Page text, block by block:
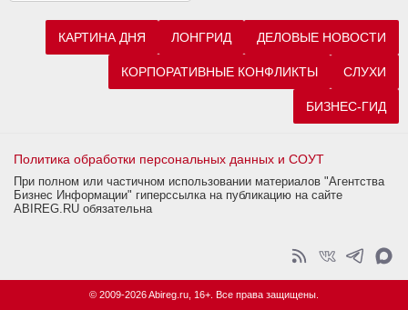
КАРТИНА ДНЯ ЛОНГРИД ДЕЛОВЫЕ НОВОСТИ
КОРПОРАТИВНЫЕ КОНФЛИКТЫ СЛУХИ
БИЗНЕС-ГИД
Политика обработки персональных данных и СОУТ
При полном или частичном использовании материалов "Агентства
Бизнес Информации" гиперссылка на публикацию на сайте
ABIREG.RU обязательна
© 2009-2026 Abireg.ru, 16+. Все права защищены.